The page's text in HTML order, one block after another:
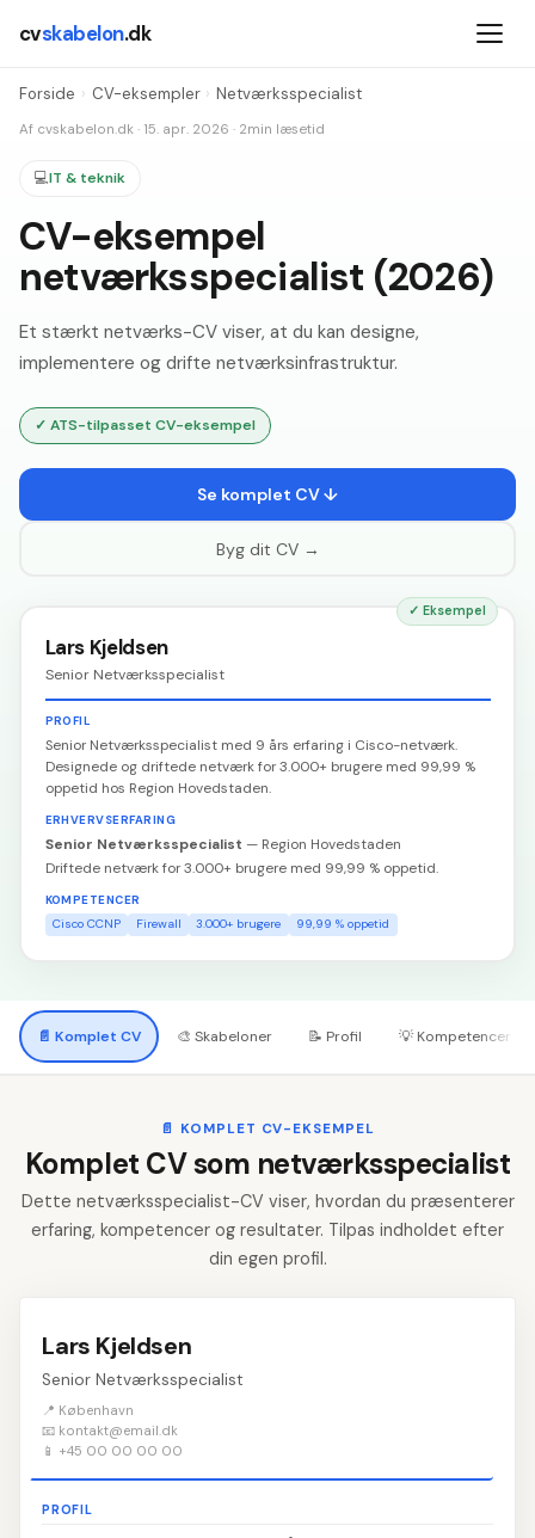
cvskabelon.dk
Forside › CV-eksempler › Netværksspecialist
Af cvskabelon.dk · 15. apr. 2026 · 2min læsetid
💻IT & teknik
CV-eksempel
netværksspecialist (2026)
Et stærkt netværks-CV viser, at du kan designe,
implementere og drifte netværksinfrastruktur.
✓ ATS-tilpasset CV-eksempel
Se komplet CV ↓
Byg dit CV →
✓ Eksempel
Lars Kjeldsen
Senior Netværksspecialist
PROFIL
Senior Netværksspecialist med 9 års erfaring i Cisco-netværk.
Designede og driftede netværk for 3.000+ brugere med 99,99 %
oppetid hos Region Hovedstaden.
ERHVERVSERFARING
Senior Netværksspecialist — Region Hovedstaden
Driftede netværk for 3.000+ brugere med 99,99 % oppetid.
KOMPETENCER
Cisco CCNP
Firewall 3.000+ brugere 99,99 % oppetid
📄 Komplet CV 🎨 Skabeloner 📝 Profil 💡 Kompetencer
📄 KOMPLET CV-EKSEMPEL
Komplet CV som netværksspecialist
Dette netværksspecialist-CV viser, hvordan du præsenterer
erfaring, kompetencer og resultater. Tilpas indholdet efter
din egen profil.
Lars Kjeldsen
Senior Netværksspecialist
📍 København
📧 kontakt@email.dk
📱 +45 00 00 00 00
PROFIL